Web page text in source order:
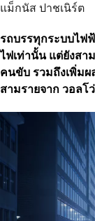
ติดต่อเรา
แม็กนัส ปาชเนิร์ต
รถบรรทุกระบบไฟ
ไฟเท่านั้น แต่ยังสา
คนขับ รวมถึงเพิ่ม
สามรายจาก วอล